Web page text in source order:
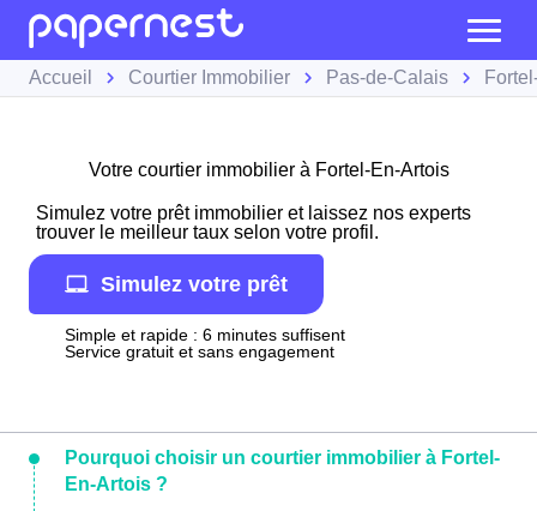
Accueil Courtier Immobilier Pas-de-Calais
Votre courtier immobilier à Fortel-En-Artois
Simulez votre prêt immobilier et laissez nos experts
trouver le meilleur taux selon votre profil.
Simulez votre prêt
Simple et rapide : 6 minutes suffisent
Service gratuit et sans engagement
Pourquoi choisir un courtier immobilier à Fortel-
En-Artois ?